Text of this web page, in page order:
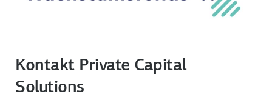
Kontakt Private Capital
Solutions